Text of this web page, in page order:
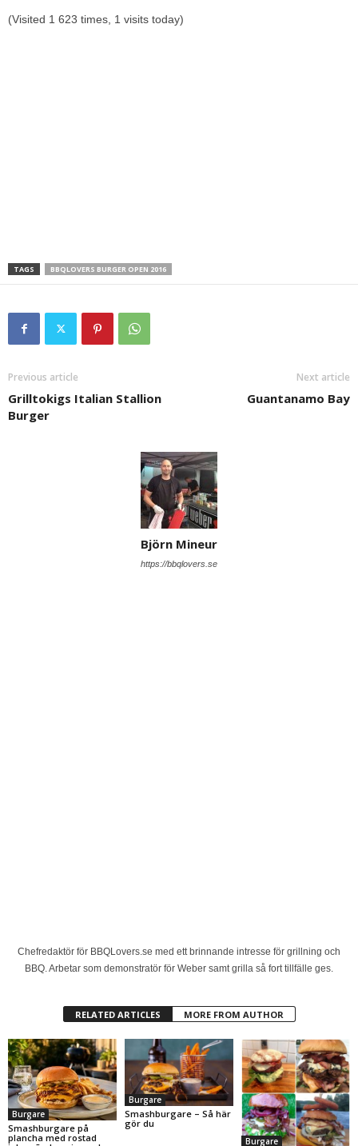
(Visited 1 623 times, 1 visits today)
TAGS BBQLOVERS BURGER OPEN 2016
Previous article
Grilltokigs Italian Stallion
Burger
Next article
Guantanamo Bay
Björn Mineur
https://bbqlovers.se
Chefredaktör för BBQLovers.se med ett brinnande intresse för grillning och
BBQ. Arbetar som demonstratör för Weber samt grilla så fort tillfälle ges.
RELATED ARTICLES MORE FROM AUTHOR
Burgare
Smashburgare på
plancha med rostad
Burgare
Smashburgare – Så här
gör du
Burgare